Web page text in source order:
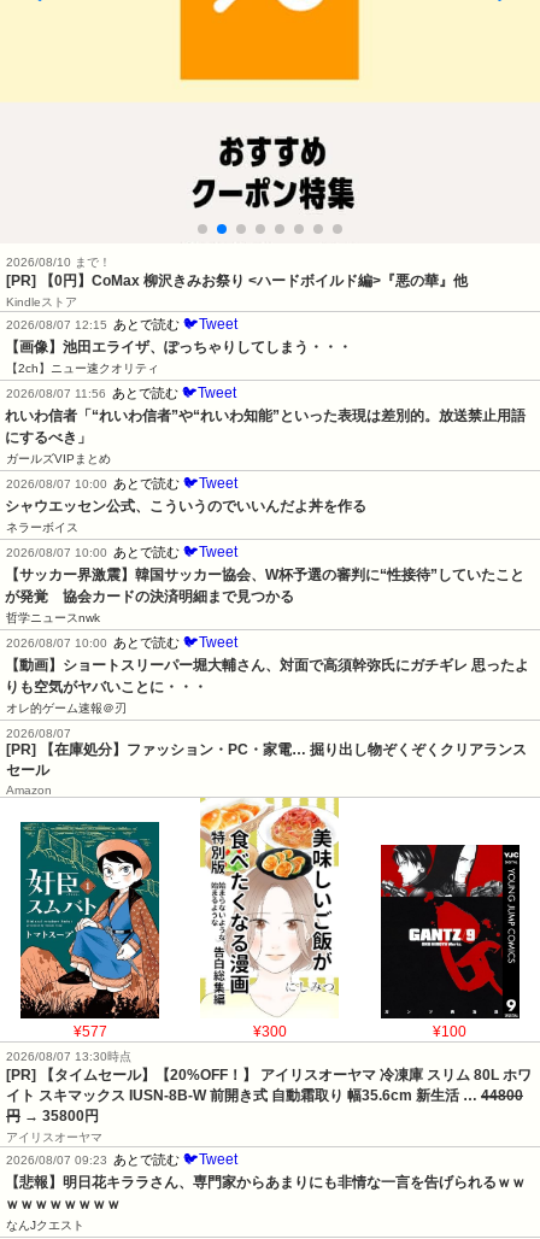
2026/08/10 まで！
[PR] 【0円】CoMax 柳沢きみお祭り <ハードボイルド編>『悪の華』他
Kindleストア
2026/08/07 12:15
あとで読む 🐦Tweet
【画像】池田エライザ、ぽっちゃりしてしまう・・・
【2ch】ニュー速クオリティ
2026/08/07 11:56
あとで読む 🐦Tweet
れいわ信者「“れいわ信者”や“れいわ知能”といった表現は差別的。放送禁止用語
にするべき」
ガールズVIPまとめ
2026/08/07 10:00
あとで読む 🐦Tweet
シャウエッセン公式、こういうのでいいんだよ丼を作る
ネラーボイス
2026/08/07 10:00
あとで読む 🐦Tweet
【サッカー界激震】韓国サッカー協会、W杯予選の審判に“性接待”していたこと
が発覚　協会カードの決済明細まで見つかる
哲学ニュースnwk
2026/08/07 10:00
あとで読む 🐦Tweet
【動画】ショートスリーパー堀大輔さん、対面で高須幹弥氏にガチギレ 思ったよ
りも空気がヤバいことに・・・
オレ的ゲーム速報＠刃
2026/08/07
[PR] 【在庫処分】ファッション・PC・家電… 掘り出し物ぞくぞくクリアランス
セール
Amazon
¥577 ¥300 ¥100
2026/08/07 13:30時点
[PR] 【タイムセール】【20%OFF！】 アイリスオーヤマ 冷凍庫 スリム 80L ホワ
イト スキマックス IUSN-8B-W 前開き式 自動霜取り 幅35.6cm 新生活 … 44800
円 → 35800円
アイリスオーヤマ
2026/08/07 09:23
あとで読む 🐦Tweet
【悲報】明日花キララさん、専門家からあまりにも非情な一言を告げられるｗｗ
ｗｗｗｗｗｗｗｗ
なんJクエスト